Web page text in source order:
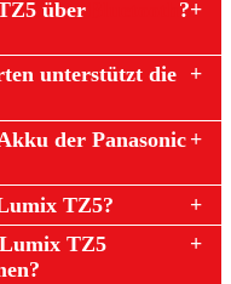
über
?
unterstützt die
der Panasonic
TZ5?
TZ5